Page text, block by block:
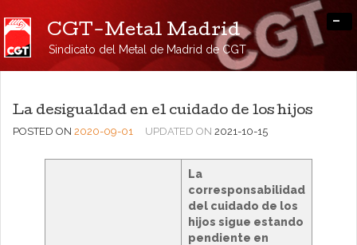
CGT-Metal Madrid
Sindicato del Metal de Madrid de CGT
-
La desigualdad en el cuidado de los hijos
POSTED ON 2020-09-01 UPDATED ON 2021-10-15
La
corresponsabilidad
del cuidado de los
hijos sigue estando
pendiente en